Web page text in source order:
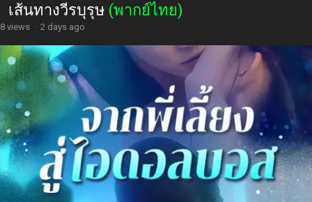
เส้นทางวีรบุรุษ (พากย์ไทย)
8 views · 2 days ago